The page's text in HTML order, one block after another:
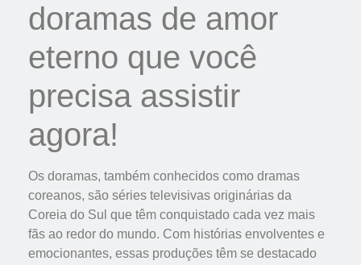
doramas de amor
eterno que você
precisa assistir
agora!
Os doramas, também conhecidos como dramas
coreanos, são séries televisivas originárias da
Coreia do Sul que têm conquistado cada vez mais
fãs ao redor do mundo. Com histórias envolventes e
emocionantes, essas produções têm se destacado